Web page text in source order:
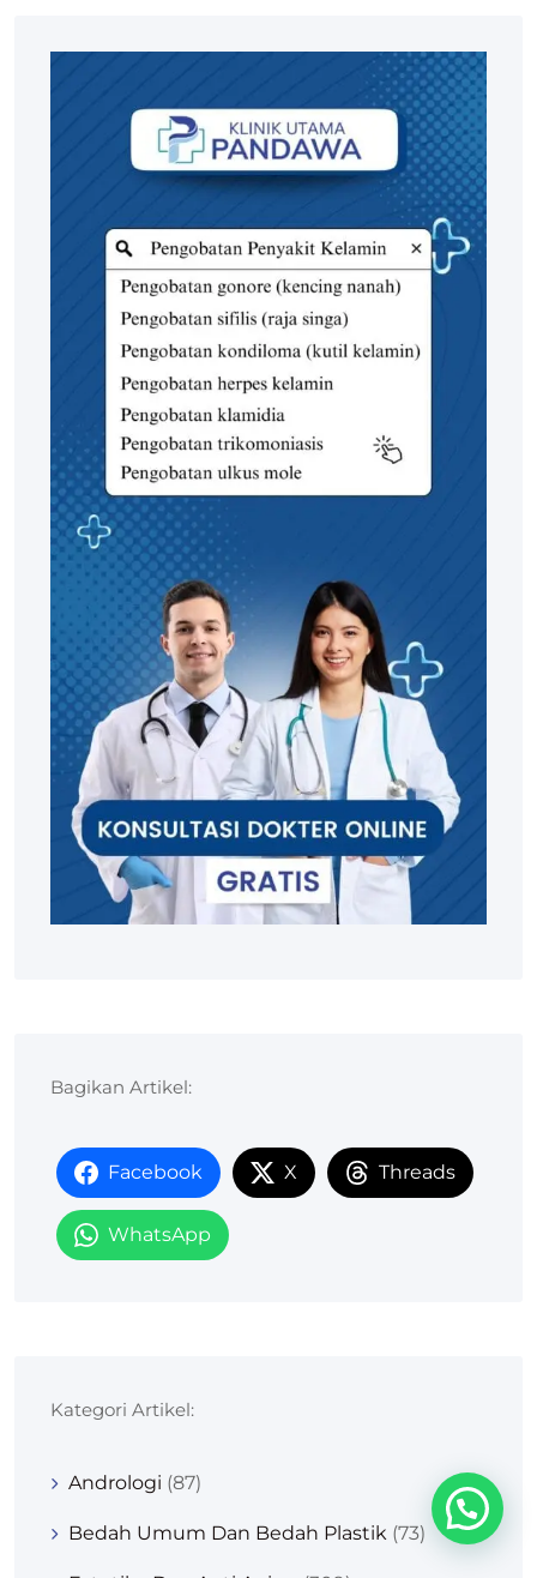
Bagikan Artikel:
Facebook X Threads
WhatsApp
Kategori Artikel:
Andrologi (87)
Bedah Umum Dan Bedah Plastik (73)